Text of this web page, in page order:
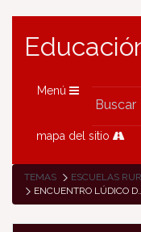
Menú
mapa del sitio
TEMAS ESCUELAS
ENCUENTRO LÚDICO DE LAS ESCUELAS RURALES DE AUÑAMENDI